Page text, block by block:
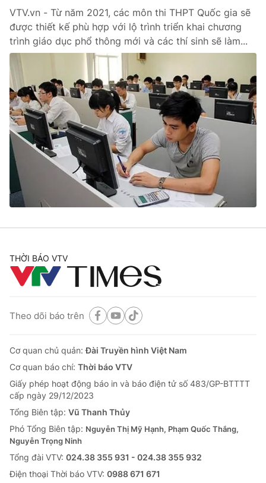
VTV.vn - Từ năm 2021, các môn thi THPT Quốc gia sẽ
được thiết kế phù hợp với lộ trình triển khai chương
trình giáo dục phổ thông mới và các thí sinh sẽ làm...
THỜI BÁO VTV
Theo dõi báo trên
Cơ quan chủ quản:Đài Truyền hình Việt Nam
Cơ quan báo chí: Thời báo VTV
Giấy phép hoạt động báo in và báo điện tử số 483/GP-BTTTT
cấp ngày 29/12/2023
Tổng Biên tập: Vũ Thanh Thủy
Phó Tổng Biên tập: Nguyễn Thị Mỹ Hạnh, Phạm Quốc Thắng,
Nguyễn Trọng Ninh
Tổng đài VTV: 024.38 355 931 - 024.38 355 932
Ðiện thoại Thời báo VTV: 0988 671 671